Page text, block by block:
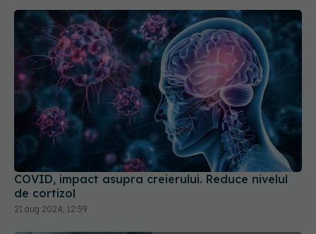
COVID, impact asupra creierului. Reduce nivelul
de cortizol
21 aug 2024, 12:59